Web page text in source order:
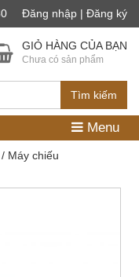
Đăng nhập | Đăng ký
Tìm kiếm
GIỎ HÀNG CỦA BẠN
Chưa có sản phẩm
Menu
/ Máy chiếu